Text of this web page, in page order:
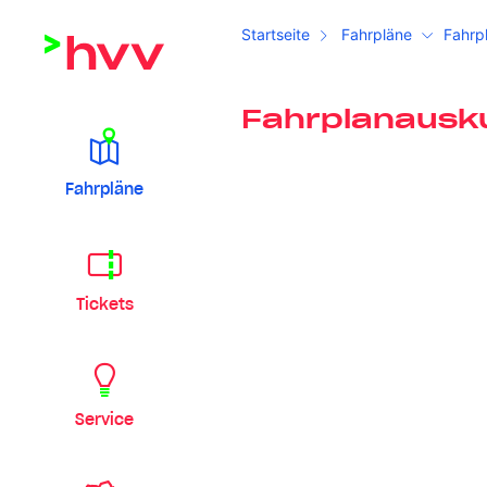
Startseite Fahrpläne
Fahrpläne
Tickets
Service